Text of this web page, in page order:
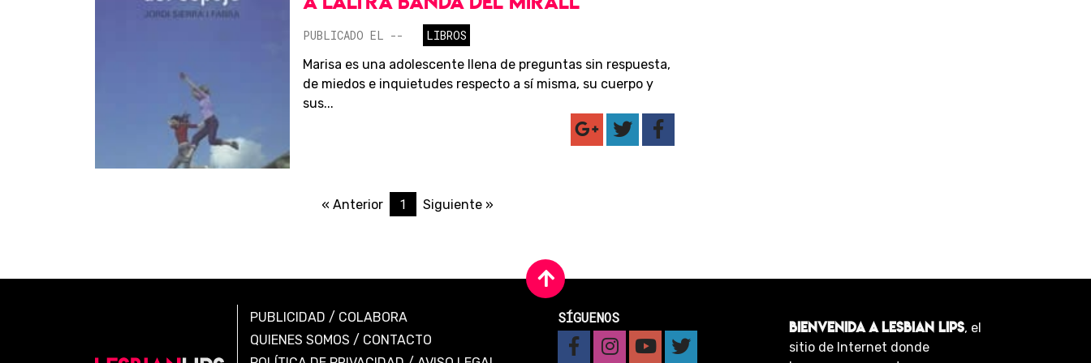
PUBLICADO EL --
LIBROS
Marisa es una adolescente llena de preguntas sin respuesta,
de miedos e inquietudes respecto a sí misma, su cuerpo y
sus...
« Anterior 1 Siguiente »
PUBLICIDAD / COLABORA
QUIENES SOMOS / CONTACTO
SÍGUENOS
BIENVENIDA A LESBIAN LIPS, el
sitio de Internet donde